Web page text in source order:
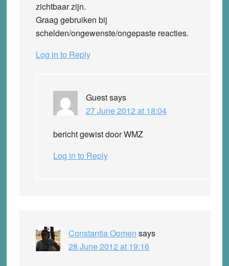
zichtbaar zijn.
Graag gebruiken bij
schelden/ongewenste/ongepaste reacties.
Log in to Reply
Guestsays
27 June 2012 at 18:04
bericht gewist door WMZ
Log in to Reply
Constantia Oomen says
28 June 2012 at 19:16